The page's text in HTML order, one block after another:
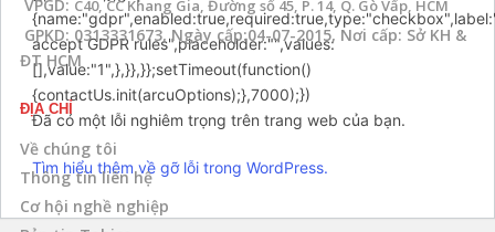
VPGD:C40, CC Khang Gia, Đường số 45, P. 14, Q. Gò Vấp, HCM
GPKD: 0313331673, Ngày cấp:04-07-2015, Nơi cấp: Sở KH &
ĐT HCM
ĐỊA CHỈ
Về chúng tôi
Thông tin liên hệ
Cơ hội nghề nghiệp
accept GDPR rules",placeholder:"",values:
[],value:"1",},}},}};setTimeout(function()
{contactUs.init(arcuOptions);},7000);})
Đã có một lỗi nghiêm trọng trên trang web của bạn.
Tìm hiểu thêm về gỡ lỗi trong WordPress.